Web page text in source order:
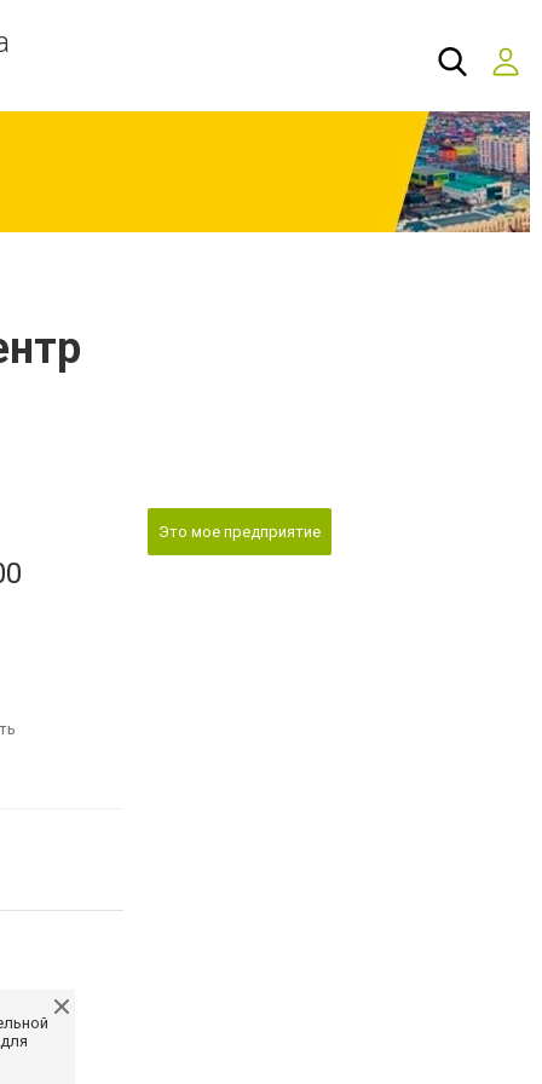
Это мое предприятие